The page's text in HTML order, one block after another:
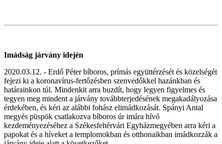
Imádság járvány idején
2020.03.12. - Erdő Péter bíboros, prímás együttérzését és közelségét
fejezi ki a koronavírus-fertőzésben szenvedőkkel hazánkban és
határainkon túl. Mindenkit arra buzdít, hogy legyen figyelmes és
tegyen meg mindent a járvány továbbterjedésének megakadályozása
érdekében, és kéri az alábbi fohász elimádkozását. Spányi Antal
megyés püspök csatlakozva bíboros úr imára hívó
kezdeményezéséhez a Székesfehérvári Egyházmegyében arra kéri a
papokat és a híveket a templomokban és otthonaikban imádkozzák a